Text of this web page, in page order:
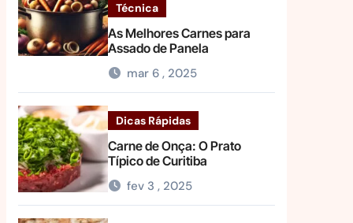
Técnica
As Melhores Carnes para
Assado de Panela
mar 6 , 2025
Dicas Rápidas
Carne de Onça: O Prato
Típico de Curitiba
fev 3 , 2025